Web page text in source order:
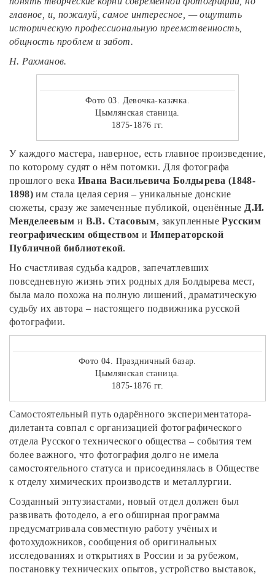
главное, и, пожалуй, самое интересное, — ощутить
историческую профессиональную преемственность,
общность проблем и забот.
Н. Рахманов.
Фото 03. Девочка-казачка.
Цымлянская станица.
1875-1876 гг.
У каждого мастера, наверное, есть главное произведение,
по которому судят о нём потомки. Для фотографа
прошлого века Ивана Васильевича Болдырева (1848-
1898) им стала целая серия – уникальные донские
сюжеты, сразу же замеченные публикой, оценённые Д.И.
Менделеевым и В.В. Стасовым, закупленныеРусским
географическим обществом и Императорской
Публичной библиотекой.
Но счастливая судьба кадров, запечатлевших
повседневную жизнь этих родных для Болдырева мест,
была мало похожа на полную лишений, драматическую
судьбу их автора – настоящего подвижника русской
фотографии.
Фото 04. Праздничный базар.
Цымлянская станица.
1875-1876 гг.
Самостоятельный путь одарённого экспериментатора-
дилетанта совпал с организацией фотографического
отдела Русского технического общества – события тем
более важного, что фотография долго не имела
самостоятельного статуса и присоединялась в Обществе
к отделу химических производств и металлургии.
Созданный энтузиастами, новый отдел должен был
развивать фотодело, а его обширная программа
предусматривала совместную работу учёных и
фотохудожников, сообщения об оригинальных
исследованиях и открытиях в России и за рубежом,
постановку технических опытов, устройство выставок,